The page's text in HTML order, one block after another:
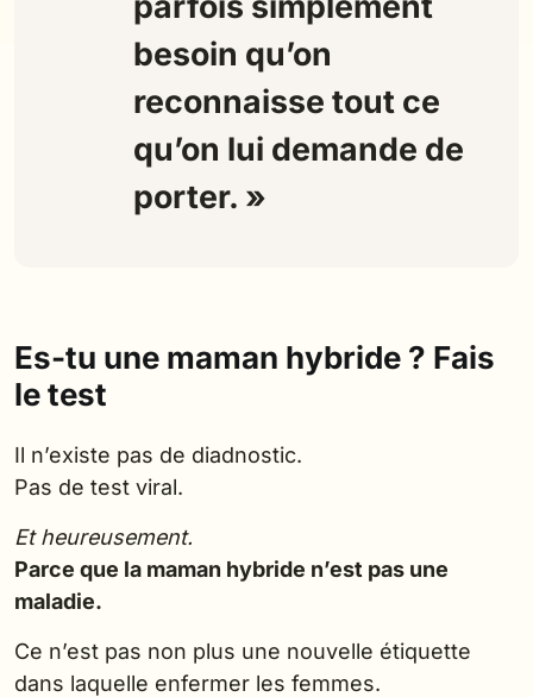
besoin qu’on
reconnaisse tout ce
qu’on lui demande de
porter. »
Es-tu une maman hybride ? Fais
le test
Il n’existe pas de diadnostic.
Pas de test viral.
Et heureusement.
Parce que la maman hybride n’est pas une
maladie.
Ce n’est pas non plus une nouvelle étiquette
dans laquelle enfermer les femmes.